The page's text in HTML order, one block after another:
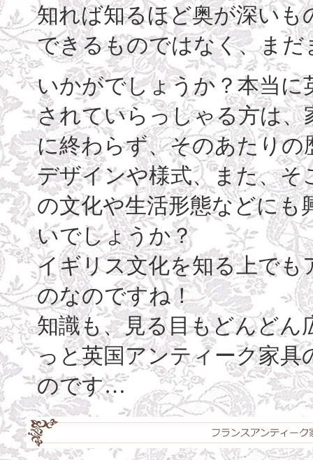
知れば知るほど奥が深いも
できるものではなく、ま
いかがでしょうか？本当に
されていらっしゃる方は
に終わらず、そのあたり
デザインや様式、また、
の文化や生活形態などに
いでしょうか？
イギリス文化を知る上で
のなのですね！
知識も、見る目もどんどん
っと英国アンティーク家具
のです…